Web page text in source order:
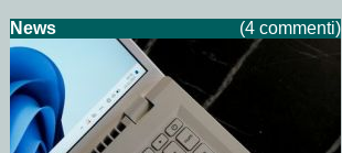
News (4 commenti)